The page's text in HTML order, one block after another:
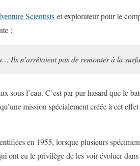
Scientists et explorateur pour le
:
Ils n’arrêtaient pas de remonter à la
sous l’eau. C’est par pur hasard que le
mission spécialement créée à cet
en 1955, lorsque plusieurs
ont eu le privilège de les voir évoluer